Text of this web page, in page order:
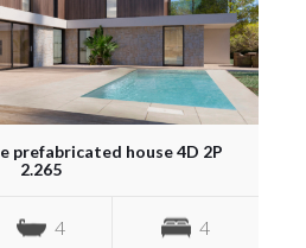
prefabricated house 4D 2P
2.265
4 4